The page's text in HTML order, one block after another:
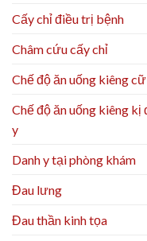
Cấy chỉ điều trị bệnh
Châm cứu cấy chỉ
Chế độ ăn uống kiêng
Chế độ ăn uống kiêng
y
Danh y tại phòng khám
Đau lưng
Đau thần kinh tọa